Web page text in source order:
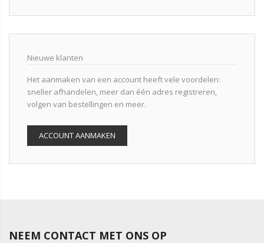
Nieuwe klanten
Het aanmaken van een account heeft vele voordelen:
sneller afhandelen, meer dan één adres registreren,
volgen van bestellingen en meer.
ACCOUNT AANMAKEN
NEEM CONTACT MET ONS OP